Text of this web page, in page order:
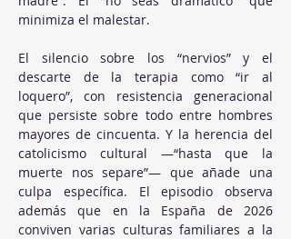
minimiza el malestar.
El silencio sobre los “nervios” y el
descarte de la terapia como “ir al
loquero”, con resistencia generacional
que persiste sobre todo entre hombres
mayores de cincuenta. Y la herencia del
catolicismo cultural —“hasta que la
muerte nos separe”— que añade una
culpa específica. El episodio observa
además que en la España de 2026
conviven varias culturas familiares a la